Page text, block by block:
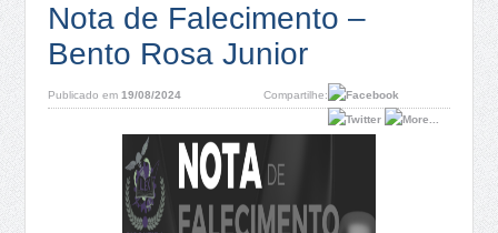
Nota de Falecimento –
Bento Rosa Junior
Publicado em19/08/2024 Compartilhe: